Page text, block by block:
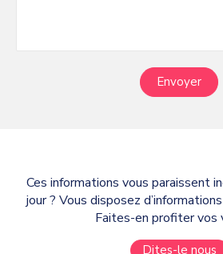
Envoyer
Ces informations vous paraissent
jour ? Vous disposez
Faites-en profiter vos
Dites-le nous